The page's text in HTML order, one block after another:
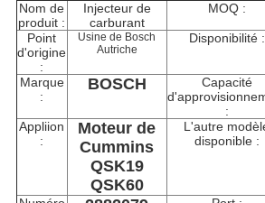
Nom de
produit :
Injecteur de
carburant
MOQ :
Point
d'origine
:
Usine de Bosch
Autriche
Disponibilité :
Marque
:
BOSCH
Capacité
:
Appliion
:
Moteur de
Cummins
QSK19
QSK60
L'autre
disponible :